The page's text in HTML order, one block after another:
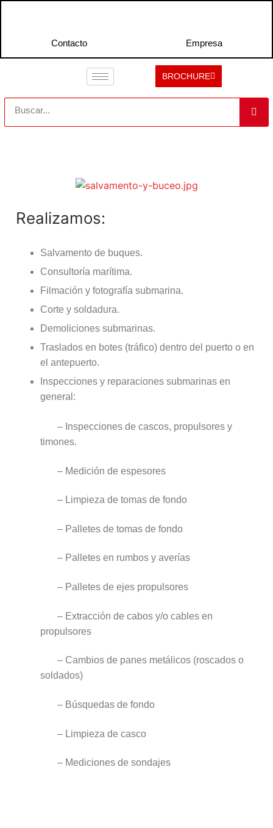
Contacto Empresa
BROCHURE
Realizamos:
Salvamento de buques.
Consultoría marítima.
Filmación y fotografía submarina.
Corte y soldadura.
Demoliciones submarinas.
Traslados en botes (tráfico) dentro del puerto o en
el antepuerto.
Inspecciones y reparaciones submarinas en
general:
– Inspecciones de cascos, propulsores y
timones.
– Medición de espesores
– Limpieza de tomas de fondo
– Palletes de tomas de fondo
– Palletes en rumbos y averías
– Palletes de ejes propulsores
– Extracción de cabos y/o cables en
propulsores
– Cambios de panes metálicos (roscados o
soldados)
– Búsquedas de fondo
– Limpieza de casco
– Mediciones de sondajes